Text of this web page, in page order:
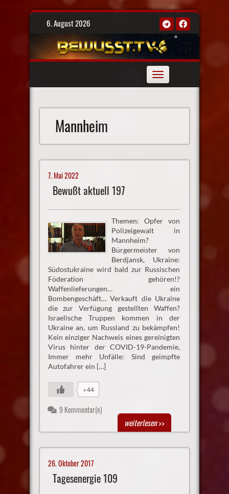
Skip
6. August 2026
Toggle
navigation
Mannheim
7. Mai 2022
Bewußt aktuell 197
Themen: Opfer von
Polizeigewalt in
Mannheim?
Bürgermeister von
Berdjansk, Ukraine:
Südostukraine wird bald zur Russischen
Föderation gehören!?
Waffenlieferungen… ein
Bombengeschäft… Verkauft die Ukraine
die zur Verfügung gestellten Waffen?
Israelische Truppen kommen in der
Ukraine an, um Russland zu bekämpfen!
Kein einziger Nachweis eines gereinigten
Virus hinter der COVID-19-Pandemie,
Immer mehr Unfälle: Sind geimpfte
Autofahrer ein […]
+44
9 Kommentar(e)
weiterlesen>>
26. Oktober 2017
Tagesenergie 109